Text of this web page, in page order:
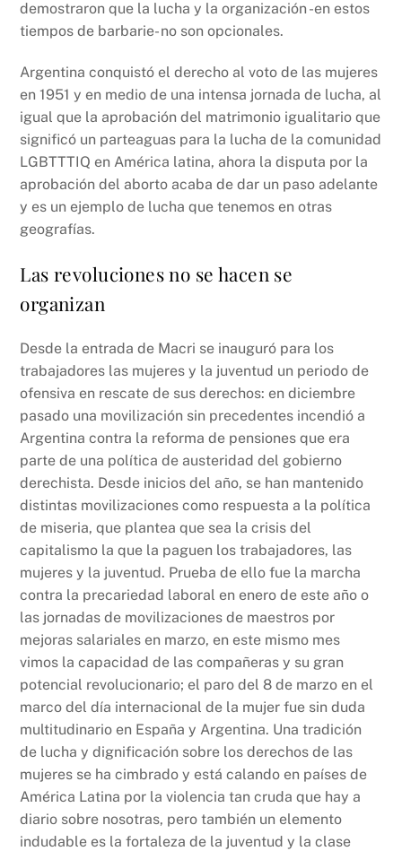
demostraron que la lucha y la organización -en estos
tiempos de barbarie- no son opcionales.
Argentina conquistó el derecho al voto de las mujeres
en 1951 y en medio de una intensa jornada de lucha, al
igual que la aprobación del matrimonio igualitario que
significó un parteaguas para la lucha de la comunidad
LGBTTTIQ en América latina, ahora la disputa por la
aprobación del aborto acaba de dar un paso adelante
y es un ejemplo de lucha que tenemos en otras
geografías.
Las revoluciones no se hacen se
organizan
Desde la entrada de Macri se inauguró para los
trabajadores las mujeres y la juventud un periodo de
ofensiva en rescate de sus derechos: en diciembre
pasado una movilización sin precedentes incendió a
Argentina contra la reforma de pensiones que era
parte de una política de austeridad del gobierno
derechista. Desde inicios del año, se han mantenido
distintas movilizaciones como respuesta a la política
de miseria, que plantea que sea la crisis del
capitalismo la que la paguen los trabajadores, las
mujeres y la juventud. Prueba de ello fue la marcha
contra la precariedad laboral en enero de este año o
las jornadas de movilizaciones de maestros por
mejoras salariales en marzo, en este mismo mes
vimos la capacidad de las compañeras y su gran
potencial revolucionario; el paro del 8 de marzo en el
marco del día internacional de la mujer fue sin duda
multitudinario en España y Argentina. Una tradición
de lucha y dignificación sobre los derechos de las
mujeres se ha cimbrado y está calando en países de
América Latina por la violencia tan cruda que hay a
diario sobre nosotras, pero también un elemento
indudable es la fortaleza de la juventud y la clase